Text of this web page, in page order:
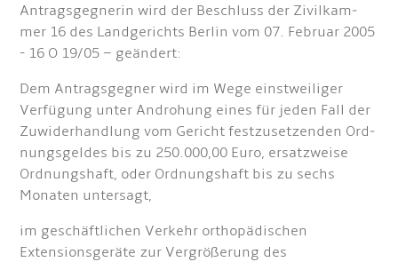
Antragsgegnerin wird der Beschluss der Zivilkam­
mer 16 des Landgerichts Berlin vom 07. Februar 2005
- 16 O 19/05 – geändert:
Dem Antragsgegner wird im Wege einstweiliger
Verfügung unter Androhung eines für jeden Fall der
Zuwiderhandlung vom Gericht festzusetzenden Ord­
nungsgeldes bis zu 250.000,00 Euro, ersatzweise
Ordnungshaft, oder Ordnungshaft bis zu sechs
Monaten untersagt,
im geschäftlichen Verkehr orthopädischen
Extensionsgeräte zur Vergrößerung des